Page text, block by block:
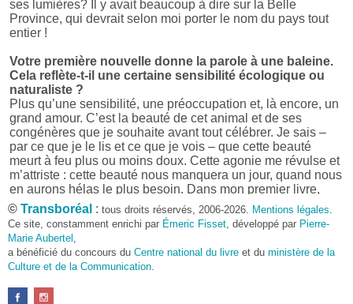
ses lumières? Il y avait beaucoup à dire sur la Belle
Province, qui devrait selon moi porter le nom du pays tout
entier !
Votre première nouvelle donne la parole à une baleine.
Cela reflète-t-il une certaine sensibilité écologique ou
naturaliste ?
Plus qu’une sensibilité, une préoccupation et, là encore, un
grand amour. C’est la beauté de cet animal et de ses
congénères que je souhaite avant tout célébrer. Je sais –
par ce que je le lis et ce que je vois – que cette beauté
meurt à feu plus ou moins doux. Cette agonie me révulse et
m’attriste : cette beauté nous manquera un jour, quand nous
en aurons hélas le plus besoin. Dans mon premier livre,
j’avais pris goût à me mettre dans la peau d’une bête. Outre
l’intérêt de l’exercice littéraire, il me semble que cela peut
être un bon moyen pour transmettre certains messages.
Pourquoi avoir choisi le format des nouvelles plutôt
qu’un autre ?
D’abord parce que j’aime (décidément!) en lire !
© Transboréal : tous droits réservés, 2006-2026. Mentions légales
Ce site, constamment enrichi par Émeric Fisset , développé par Pierre-
Marie Aubertel
a bénéficié du concours du Centre national du livre et du ministère de la
Culture et de la Communication